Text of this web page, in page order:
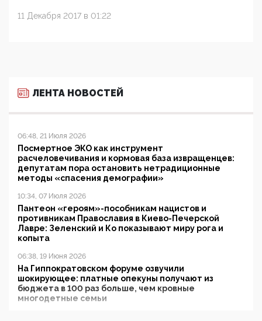
11 Декабря 2017 в 01:22
ЛЕНТА НОВОСТЕЙ
06:48, 21 Июля 2026
Посмертное ЭКО как инструмент
расчеловечивания и кормовая база извращенцев:
депутатам пора остановить нетрадиционные
методы «спасения демографии»
10:34, 07 Июля 2026
Пантеон «героям»-пособникам нацистов и
противникам Православия в Киево-Печерской
Лавре: Зеленский и Ко показывают миру рога и
копыта
06:38, 19 Июня 2026
На Гиппократовском форуме озвучили
шокирующее: платные опекуны получают из
бюджета в 100 раз больше, чем кровные
многодетные семьи